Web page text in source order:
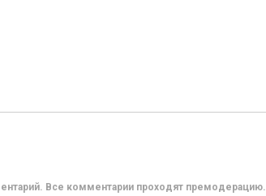
Все комментарии проходят премодерацию.